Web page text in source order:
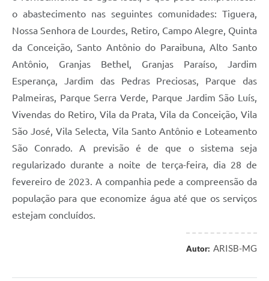
o abastecimento nas seguintes comunidades: Tiguera,
Nossa Senhora de Lourdes, Retiro, Campo Alegre, Quinta
da Conceição, Santo Antônio do Paraibuna, Alto Santo
Antônio, Granjas Bethel, Granjas Paraíso, Jardim
Esperança, Jardim das Pedras Preciosas, Parque das
Palmeiras, Parque Serra Verde, Parque Jardim São Luís,
Vivendas do Retiro, Vila da Prata, Vila da Conceição, Vila
São José, Vila Selecta, Vila Santo Antônio e Loteamento
São Conrado. A previsão é de que o sistema seja
regularizado durante a noite de terça-feira, dia 28 de
fevereiro de 2023. A companhia pede a compreensão da
população para que economize água até que os serviços
estejam concluídos.
Autor: ARISB-MG